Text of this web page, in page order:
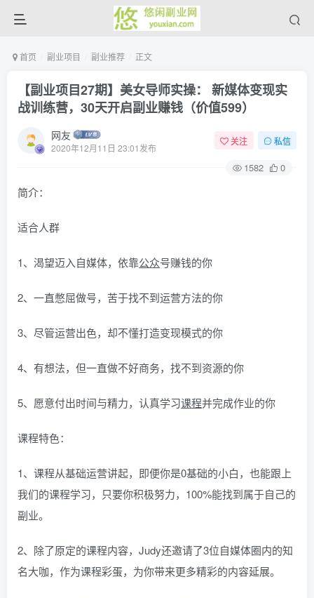
首页 副业项目 副业推荐 正文
【副业项目27期】美女导师实操： 新媒体变现实
战训练营，30天开启副业赚钱（价值599）
网友
2020年12月11日 23:01发布
关注 私信
1582 0
简介：
适合人群
1、渴望迈入自媒体，依靠公众号赚钱的你
2、一直憋屈做号，苦于找不到运营方法的你
3、尽管运营出色，却不懂打造变现模式的你
4、有想法，但一直做不好商务，找不到资源的你
5、愿意付出时间与精力，认真学习课程并完成作业的你
课程特色：
1、课程从基础运营讲起，即便你是0基础的小白，也能跟上
我们的课程学习，只要你积极努力，100%能找到属于自己的
副业。
2、除了原定的课程内容，Judy还邀请了3位自媒体圈内的知
名大咖，作为课程彩蛋，为你带来更多精彩的内容延展。